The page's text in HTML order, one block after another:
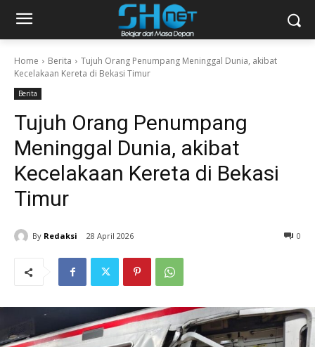
Home Berita
Tujuh Orang Penumpang Meninggal Dunia, akibat
Kecelakaan Kereta di Bekasi Timur
Berita
Tujuh Orang Penumpang
Meninggal Dunia, akibat
Kecelakaan Kereta di Bekasi
Timur
By Redaksi 28 April 2026 0